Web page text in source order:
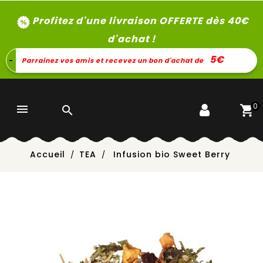
Profitez d'une livraison OFFERTE dès 40€
d'achat !
- Parrainez vos amis et recevez un bon d'achat de 5€
  0
Accueil TEA Infusion bio Sweet Berry